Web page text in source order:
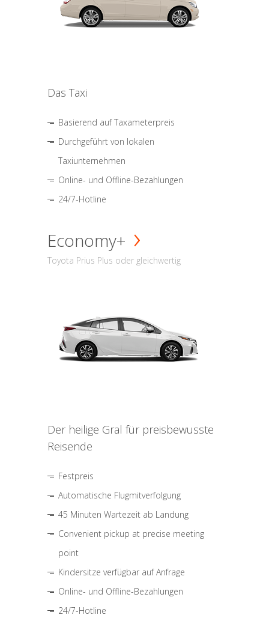
Das Taxi
Basierend auf Taxameterpreis
Durchgeführt von lokalen
Taxiunternehmen
Online- und Offline-Bezahlungen
24/7-Hotline
Economy+
Toyota Prius Plus oder gleichwertig
Der heilige Gral für preisbewusste
Reisende
Festpreis
Automatische Flugmitverfolgung
45 Minuten Wartezeit ab Landung
Convenient pickup at precise meeting
point
Kindersitze verfügbar auf Anfrage
Online- und Offline-Bezahlungen
24/7-Hotline